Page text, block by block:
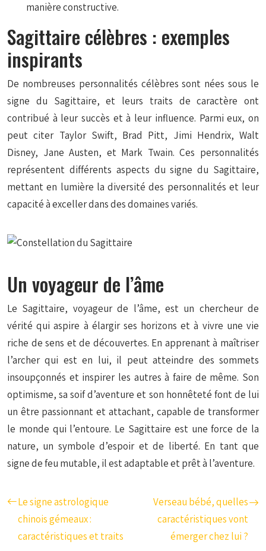
manière constructive.
Sagittaire célèbres : exemples
inspirants
De nombreuses personnalités célèbres sont nées sous le
signe du Sagittaire, et leurs traits de caractère ont
contribué à leur succès et à leur influence. Parmi eux, on
peut citer Taylor Swift, Brad Pitt, Jimi Hendrix, Walt
Disney, Jane Austen, et Mark Twain. Ces personnalités
représentent différents aspects du signe du Sagittaire,
mettant en lumière la diversité des personnalités et leur
capacité à exceller dans des domaines variés.
Un voyageur de l’âme
Le Sagittaire, voyageur de l’âme, est un chercheur de
vérité qui aspire à élargir ses horizons et à vivre une vie
riche de sens et de découvertes. En apprenant à maîtriser
l’archer qui est en lui, il peut atteindre des sommets
insoupçonnés et inspirer les autres à faire de même. Son
optimisme, sa soif d’aventure et son honnêteté font de lui
un être passionnant et attachant, capable de transformer
le monde qui l’entoure. Le Sagittaire est une force de la
nature, un symbole d’espoir et de liberté. En tant que
signe de feu mutable, il est adaptable et prêt à l’aventure.
Le signe astrologique
chinois gémeaux :
caractéristiques et traits
Verseau bébé, quelles
caractéristiques vont
émerger chez lui ?